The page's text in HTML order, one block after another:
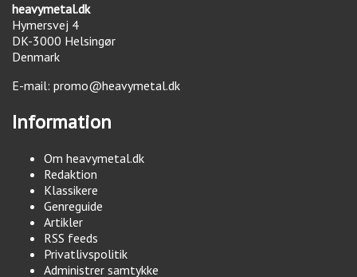
heavymetal.dk
Hymersvej 4
DK-3000 Helsingør
Denmark
E-mail: promo@heavymetal.dk
Information
Om heavymetal.dk
Redaktion
Klassikere
Genreguide
Artikler
RSS feeds
Privatlivspolitik
Administrer samtykke